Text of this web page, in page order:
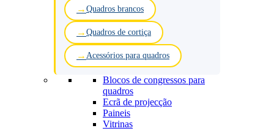
Quadros brancos
Quadros de cortiça
Acessórios para quadros
Blocos de congressos para
quadros
Ecrã de projecção
Paineis
Vitrinas